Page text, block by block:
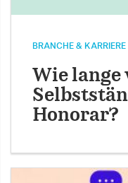
BRANCHE & KARRIERE
Wie lange
Honorar?